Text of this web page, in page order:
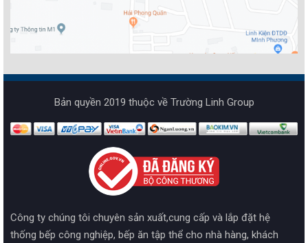
Bản quyền 2019 thuộc về Trường Linh Group
Công ty chúng tôi chuyên sản xuất,cung cấp và lắp đặt hệ
thống bếp công nghiệp, bếp ăn tập thể cho nhà hàng, khách